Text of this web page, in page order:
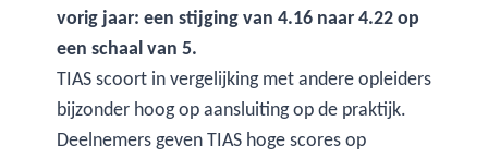
vorig jaar: een stijging van 4.16 naar 4.22 op
een schaal van 5.
TIAS scoort in vergelijking met andere opleiders
bijzonder hoog op aansluiting op de praktijk.
Deelnemers geven TIAS hoge scores op